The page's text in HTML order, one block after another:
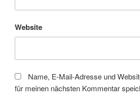
Website
Name, E-Mail-Adresse und
für meinen nächsten Kommentar